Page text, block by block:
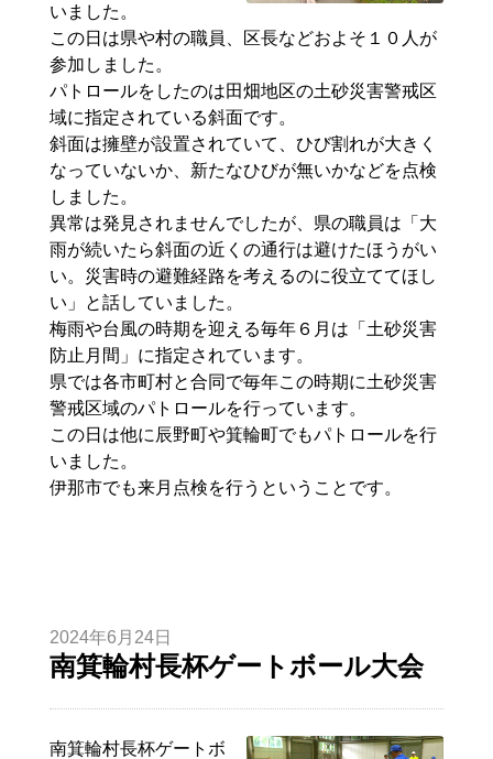
いました。
この日は県や村の職員、区長などおよそ１０人が
参加しました。
パトロールをしたのは田畑地区の土砂災害警戒区
域に指定されている斜面です。
斜面は擁壁が設置されていて、ひび割れが大きく
なっていないか、新たなひびが無いかなどを点検
しました。
異常は発見されませんでしたが、県の職員は「大
雨が続いたら斜面の近くの通行は避けたほうがい
い。災害時の避難経路を考えるのに役立ててほし
い」と話していました。
梅雨や台風の時期を迎える毎年６月は「土砂災害
防止月間」に指定されています。
県では各市町村と合同で毎年この時期に土砂災害
警戒区域のパトロールを行っています。
この日は他に辰野町や箕輪町でもパトロールを行
いました。
伊那市でも来月点検を行うということです。
2024年6月24日
南箕輪村長杯ゲートボール大会
南箕輪村長杯ゲートボ